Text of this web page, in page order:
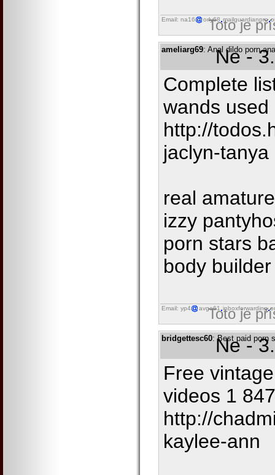
Email: na16 orly68 mailguardianpro
Toto je
ameliarg69: Anal dildo porn
Ne -
Complete
wands
http://
jaclyn-tanya
real
izzy
porn stars
body
Email: yp4 avgo61 inboxforwarding
Toto je
bridgettesc60: Best paid porn
Ne -
Free
videos 1
http://
kaylee-ann